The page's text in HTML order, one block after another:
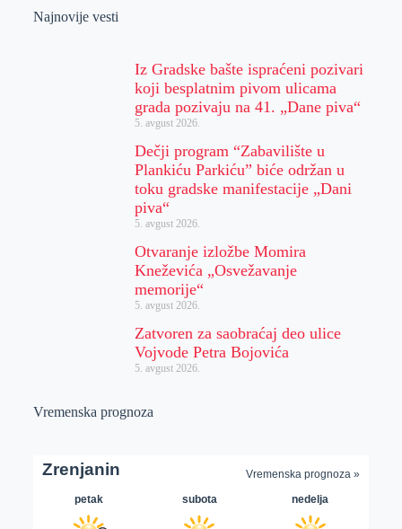
Najnovije vesti
Iz Gradske bašte ispraćeni pozivari
koji besplatnim pivom ulicama
grada pozivaju na 41. „Dane piva“
5. avgust 2026.
Dečji program “Zabavilište u
Plankiću Parkiću” biće održan u
toku gradske manifestacije „Dani
piva“
5. avgust 2026.
Otvaranje izložbe Momira
Kneževića „Osvežavanje
memorije“
5. avgust 2026.
Zatvoren za saobraćaj deo ulice
Vojvode Petra Bojovića
5. avgust 2026.
Vremenska prognoza